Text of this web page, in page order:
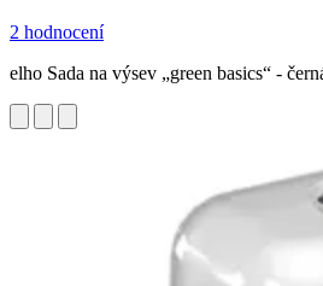
2 hodnocení
elho Sada na výsev „green basics“ -